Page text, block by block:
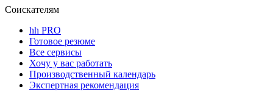
Соискателям
hh PRO
Готовое резюме
Все сервисы
Хочу у вас работать
Производственный календарь
Экспертная рекомендация